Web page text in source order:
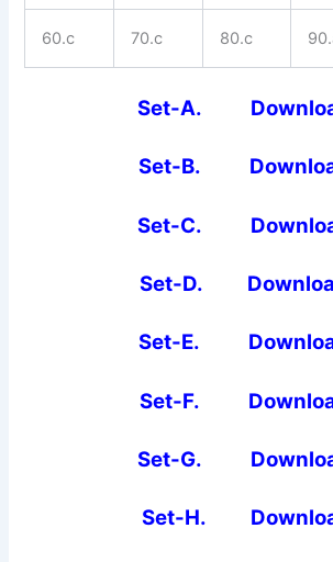
60.c 70.c 80.c
Set-A.
Set-B.
Set-C.
Set-D.
Set-E.
Set-F.
Set-G.
Set-H.